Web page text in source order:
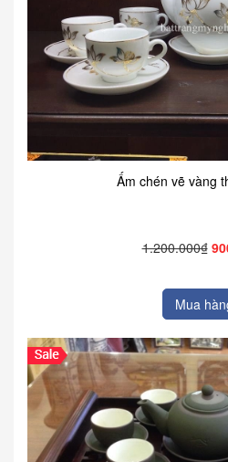
Ấm chén vẽ vàng
1.200.000₫
Mua